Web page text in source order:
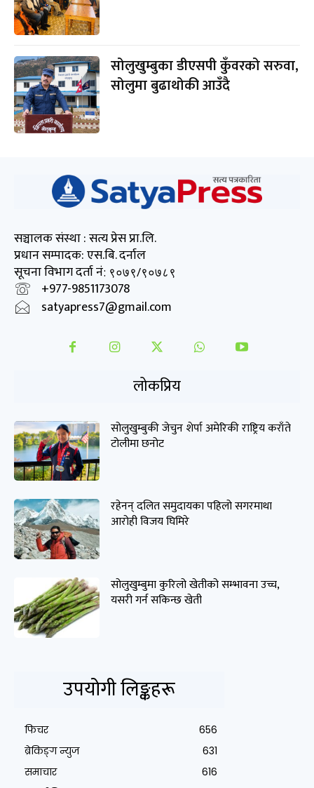
सोलुखुम्बुका डीएसपी कुँवरको सरुवा,
सोलुमा बुढाथोकी आउँदै
सञ्चालक संस्था : सत्य प्रेस प्रा.लि.
प्रधान सम्पादक: एस.बि. दर्नाल
सूचना विभाग दर्ता नं: ९०७९/९०७८९
+977-9851173078
satyapress7@gmail.com
लोकप्रिय
सोलुखुम्बुकी जेचुन शेर्पा अमेरिकी राष्ट्रिय कराँते
टोलीमा छनोट
रहेनन् दलित समुदायका पहिलो सगरमाथा
आरोही विजय घिमिरे
सोलुखुम्बुमा कुरिलो खेतीको सम्भावना उच्च,
यसरी गर्न सकिन्छ खेती
उपयोगी लिङ्कहरू
फिचर
656
ब्रेकिङ्ग न्युज
631
समाचार
616